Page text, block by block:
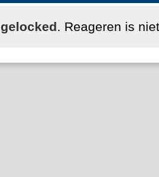
gelocked. Reageren is